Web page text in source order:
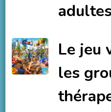
Le jeu
les